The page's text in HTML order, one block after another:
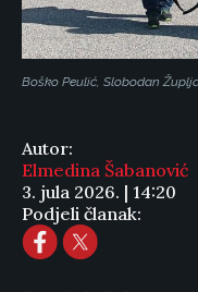
Boško Peulić, Slobodan
Autor:
Elmedina Šabanović
3. jula 2026. | 14:20
Podjeli članak: